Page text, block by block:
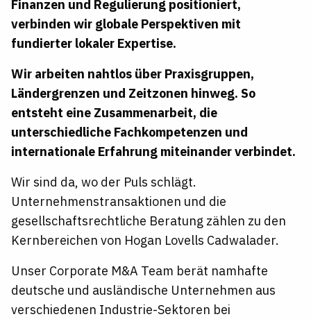
Finanzen und Regulierung positioniert,
verbinden wir globale Perspektiven mit
fundierter lokaler Expertise.
Wir arbeiten nahtlos über Praxisgruppen,
Ländergrenzen und Zeitzonen hinweg. So
entsteht eine Zusammenarbeit, die
unterschiedliche Fachkompetenzen und
internationale Erfahrung miteinander verbindet.
Wir sind da, wo der Puls schlägt.
Unternehmenstransaktionen und die
gesellschaftsrechtliche Beratung zählen zu den
Kernbereichen von Hogan Lovells Cadwalader.
Unser Corporate M&A Team berät namhafte
deutsche und ausländische Unternehmen aus
verschiedenen Industrie-Sektoren bei